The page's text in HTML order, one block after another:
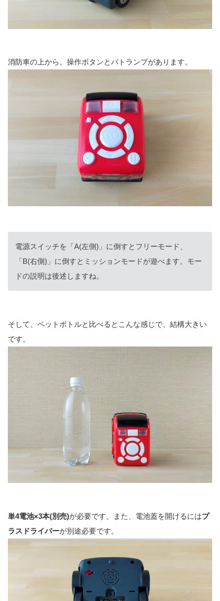
消防車の上から。操作ボタンとパトランプがあります。
電源スイッチを「A(左側)」に倒すとフリーモード、
「B(右側)」に倒すとミッションモードが遊べます。モー
ドの説明は後述しますね。
そして、ペットボトルと比べるとこんな感じで、結構大きい
です。
単4電池×3本(別売)が必要です。また、電池蓋を開けるにはプ
ラスドライバーが別途必要です。